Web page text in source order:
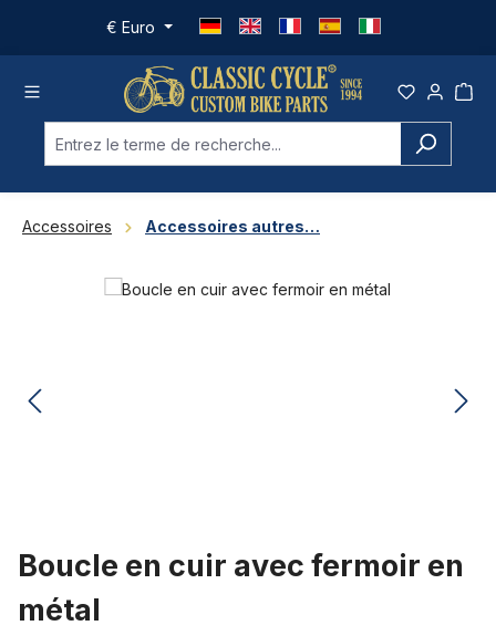
Passer au contenu principal
€ Euro
Accessoires Accessoires autres…
Ignorer la galerie d'images
Boucle en cuir avec fermoir en
métal